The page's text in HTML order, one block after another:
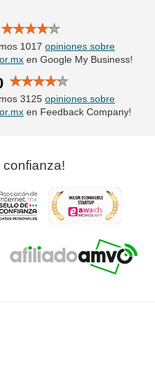
1017opiniones sobre
en Google My Business!
3125opiniones sobre
en Feedback Company!
confianza!